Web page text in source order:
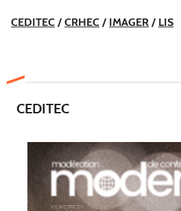
CEDITEC / CRHEC / IMAGER / LIS
CEDITEC